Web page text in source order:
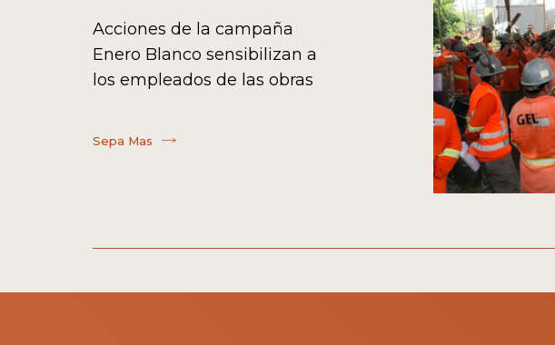
Acciones de la campaña
Enero Blanco sensibilizan a
los empleados de las obras
Sepa Mas